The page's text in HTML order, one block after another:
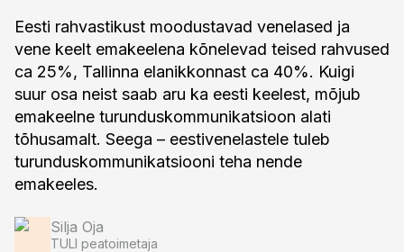
Eesti rahvastikust moodustavad venelased ja
vene keelt emakeelena kõnelevad teised rahvused
ca 25%, Tallinna elanikkonnast ca 40%. Kuigi
suur osa neist saab aru ka eesti keelest, mõjub
emakeelne turunduskommunikatsioon alati
tõhusamalt. Seega – eestivenelastele tuleb
turunduskommunikatsiooni teha nende
emakeeles.
Silja Oja
TULI peatoimetaja